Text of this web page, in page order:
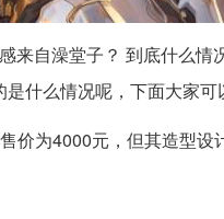
来自澡堂子？ 到底什么
什么情况呢，下面大家可
售价为4000元，但其造型设